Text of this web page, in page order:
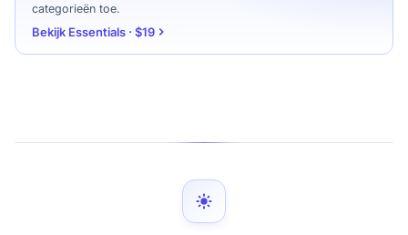
categorieën toe.
Bekijk Essentials · $19